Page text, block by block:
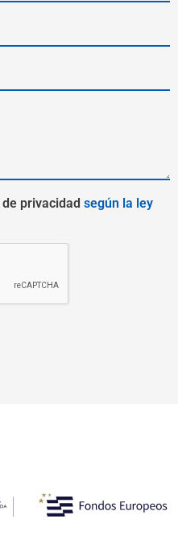
privacidad según la ley